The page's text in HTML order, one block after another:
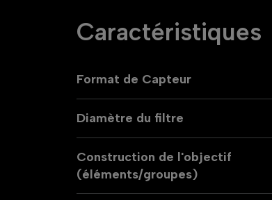
Caractéristiques
Format de Capteur
Diamètre du filtre
Construction de l'objectif
(éléments/groupes)